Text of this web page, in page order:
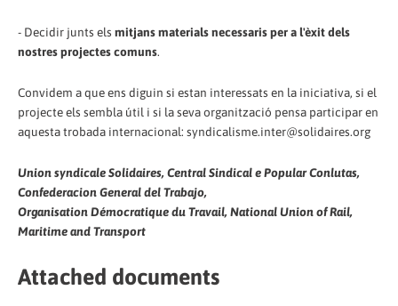
- Decidir junts els mitjans materials necessaris per a l'èxit dels
nostres projectes comuns.
Convidem a que ens diguin si estan interessats en la iniciativa, si el
projecte els sembla útil i si la seva organització pensa participar en
aquesta trobada internacional: syndicalisme.inter@solidaires.org
Union syndicale Solidaires, Central Sindical e Popular Conlutas,
Confederacion General del Trabajo,
Organisation Démocratique du Travail, National Union of Rail,
Maritime and Transport
Attached documents